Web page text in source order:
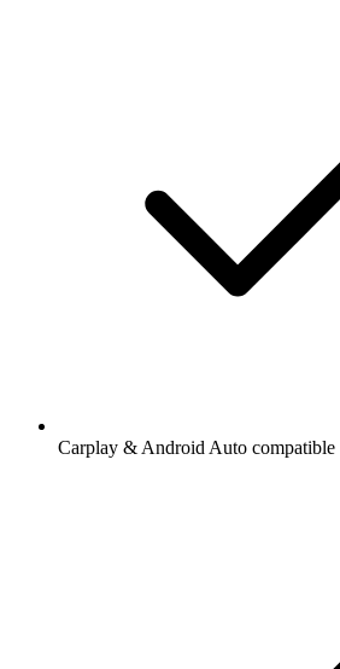
Carplay & Android Auto compatible